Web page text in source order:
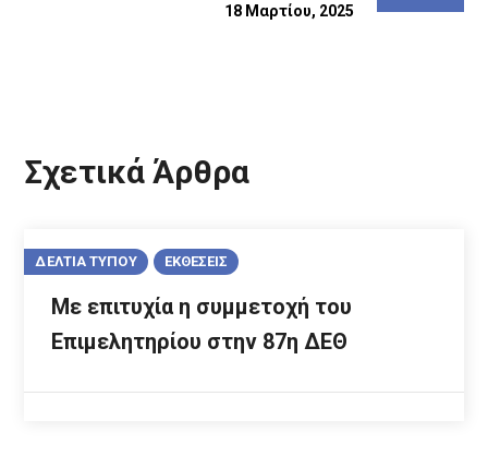
18 Μαρτίου, 2025
Σχετικά Άρθρα
ΔΕΛΤΙΑ ΤΥΠΟΥ ΕΚΘΕΣΕΙΣ
Με επιτυχία η συμμετοχή του
Επιμελητηρίου στην 87η ΔΕΘ